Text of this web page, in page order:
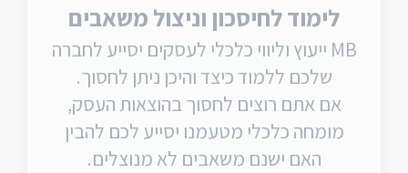
לימוד לחיסכון וניצול משאבים
MB ייעוץ וליווי כלכלי לעסקים יסייע לחברה
שלכם ללמוד כיצד והיכן ניתן לחסוך.
אם אתם רוצים לחסוך בהוצאות העסק,
מומחה כלכלי מטעמנו יסייע לכם להבין
האם ישנם משאבים לא מנוצלים.